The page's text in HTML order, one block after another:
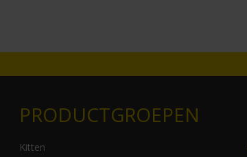
PRODUCTGROEPEN
Kitten